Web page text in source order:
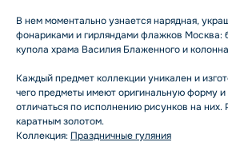
В нем моментально узнается нарядная,
фонариками и гирляндами флажков Москва:
купола храма Василия Блаженного и
Каждый предмет коллекции уникален и
чего предметы имеют оригинальную форму и
отличаться по исполнению рисунков на
каратным золотом.
Коллекция: Праздничные гуляния